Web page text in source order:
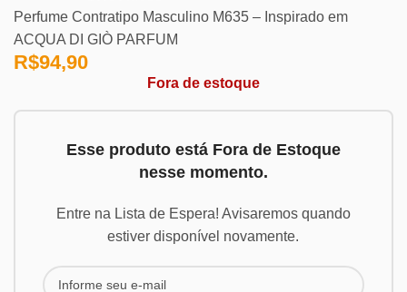
Perfume Contratipo Masculino M635 – Inspirado em
ACQUA DI GIÒ PARFUM
R$94,90
Fora de estoque
Esse produto está Fora de Estoque
nesse momento.
Entre na Lista de Espera! Avisaremos quando
estiver disponível novamente.